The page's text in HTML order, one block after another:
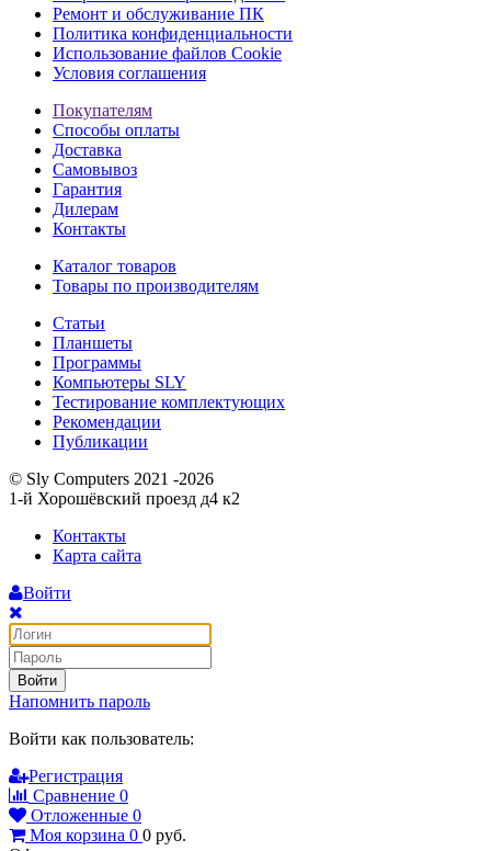
Ремонт и обслуживание ПК
Политика конфиденциальности
Использование файлов Cookie
Условия соглашения
Покупателям
Способы оплаты
Доставка
Самовывоз
Гарантия
Дилерам
Контакты
Каталог товаров
Товары по производителям
Статьи
Планшеты
Программы
Компьютеры SLY
Тестирование комплектующих
Рекомендации
Публикации
© Sly Computers 2021 -2026
1-й Хорошёвский проезд д4 к2
Контакты
Карта сайта
Войти
Войти
Напомнить пароль
Войти как пользователь:
Регистрация
Сравнение 0
Отложенные 0
Моя корзина 0 0 руб.